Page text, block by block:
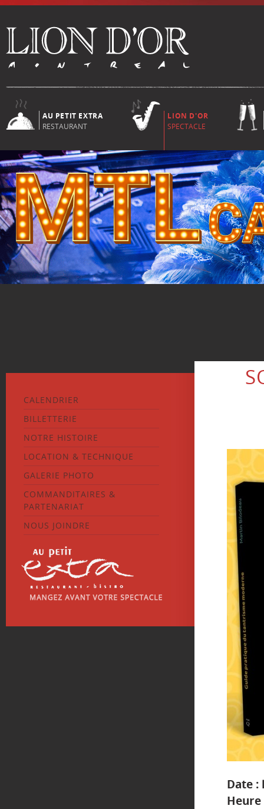
AU PETIT EXTRA
RESTAURANT
LION D'OR
SPECTACLE
CALENDRIER
BILLETTERIE
NOTRE HISTOIRE
LOCATION & TECHNIQUE
GALERIE PHOTO
COMMANDITAIRES &
PARTENARIAT
NOUS JOINDRE
Date :
Heure